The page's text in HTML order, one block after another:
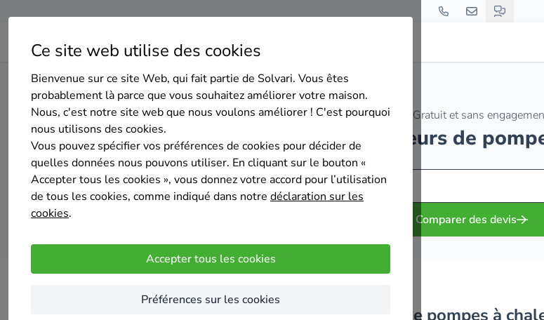
Ce site web utilise des cookies
Bienvenue sur ce site Web, qui fait partie de Solvari. Vous êtes
probablement là parce que vous souhaitez améliorer votre maison.
Nous, c'est notre site web que nous voulons améliorer ! C'est pourquoi
nous utilisons des cookies.
Vous pouvez spécifier vos préférences de cookies pour décider de
quelles données nous pouvons utiliser. En cliquant sur le bouton «
Accepter tous les cookies », vous donnez votre accord pour l’utilisation
de tous les cookies, comme indiqué dans notre déclaration sur les
cookies.
Accepter tous les cookies
Préférences sur les cookies
Home Pompe à chaleur Bruxelles Evere
Gratuit et sans
Top 20 des installateurs de
Comparer des devis
Comparez les installateurs de pompes à